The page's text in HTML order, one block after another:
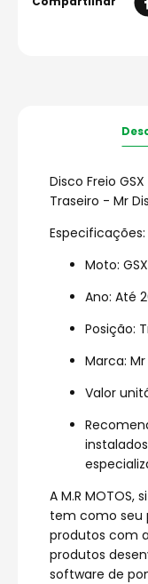
Disco Freio
Traseiro - Mr
Especificações:
Moto:
Ano: Até
Posição:
Marca: Mr
Valor
A M.R MOTOS,
tem como seu
produtos com
produtos
software de